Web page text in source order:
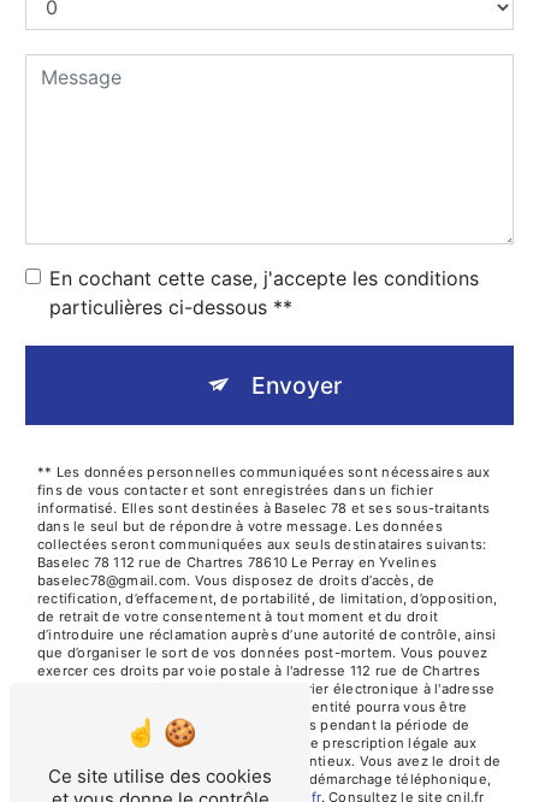
En cochant cette case, j'accepte les conditions
particulières ci-dessous **
Envoyer
** Les données personnelles communiquées sont nécessaires aux
fins de vous contacter et sont enregistrées dans un fichier
informatisé. Elles sont destinées à Baselec 78 et ses sous-traitants
dans le seul but de répondre à votre message. Les données
collectées seront communiquées aux seuls destinataires suivants:
Baselec 78 112 rue de Chartres 78610 Le Perray en Yvelines
baselec78@gmail.com. Vous disposez de droits d’accès, de
rectification, d’effacement, de portabilité, de limitation, d’opposition,
de retrait de votre consentement à tout moment et du droit
d’introduire une réclamation auprès d’une autorité de contrôle, ainsi
que d’organiser le sort de vos données post-mortem. Vous pouvez
exercer ces droits par voie postale à l'adresse 112 rue de Chartres
78610 Le Perray en Yvelines ou par courrier électronique à l'adresse
baselec78@gmail.com. Un justificatif d'identité pourra vous être
demandé. Nous conservons vos données pendant la période de
prise de contact puis pendant la durée de prescription légale aux
fins probatoires et de gestion des contentieux. Vous avez le droit de
vous inscrire sur la liste d'opposition au démarchage téléphonique,
disponible à cette adresse: Bloctel.gouv.fr. Consultez le site cnil.fr
Ce site utilise des cookies